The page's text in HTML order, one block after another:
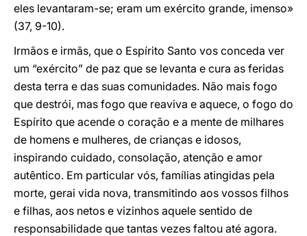
eles levantaram-se; eram um exército grande, imenso»
(37, 9-10).
Irmãos e irmãs, que o Espírito Santo vos conceda ver
um “exército” de paz que se levanta e cura as feridas
desta terra e das suas comunidades. Não mais fogo
que destrói, mas fogo que reaviva e aquece, o fogo do
Espírito que acende o coração e a mente de milhares
de homens e mulheres, de crianças e idosos,
inspirando cuidado, consolação, atenção e amor
autêntico. Em particular vós, famílias atingidas pela
morte, gerai vida nova, transmitindo aos vossos filhos
e filhas, aos netos e vizinhos aquele sentido de
responsabilidade que tantas vezes faltou até agora.